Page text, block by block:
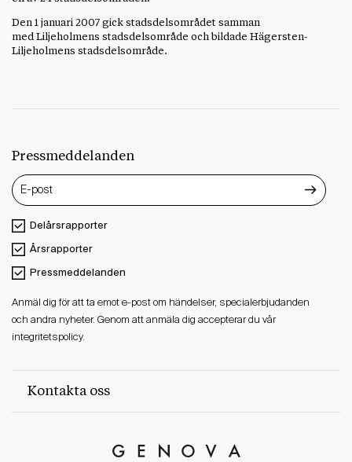
Den 1 januari 2007 gick stadsdelsområdet samman
med Liljeholmens stadsdelsområde och bildade Hägersten-
Liljeholmens stadsdelsområde.
Pressmeddelanden
Delårsrapporter
Årsrapporter
Pressmeddelanden
Anmäl dig för att ta emot e-post om händelser, specialerbjudanden
och andra nyheter. Genom att anmäla dig accepterar du vår
integritetspolicy.
Kontakta oss
Genova